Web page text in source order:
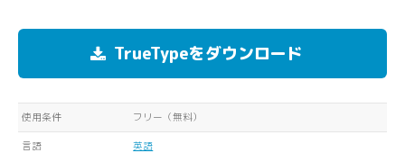
TrueTypeをダウンロード
使用条件 フリー（無料）
言語 英語